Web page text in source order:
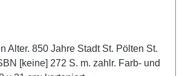
St. Pölten St.
[keine] 272 S. m. zahlr. Farb- und